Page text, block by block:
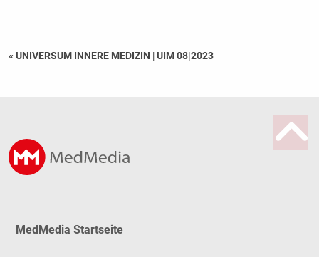
« UNIVERSUM INNERE MEDIZIN |UIM 08|2023
MedMedia Startseite